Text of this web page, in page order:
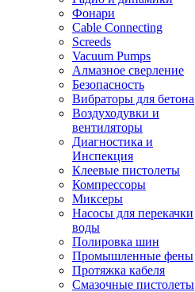
Фонари
Cable Connecting
Screeds
Vacuum Pumps
Алмазное сверление
Безопасность
Вибраторы для бетона
Воздуходувки и
вентиляторы
Диагностика и
Инспекция
Клеевые пистолеты
Компрессоры
Миксеры
Насосы для перекачки
воды
Полировка шин
Промышленные фены
Протяжка кабеля
Смазочные пистолеты